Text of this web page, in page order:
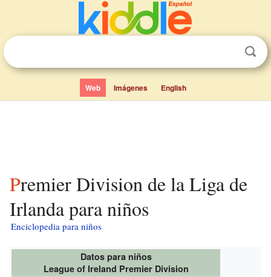
Web Imágenes English
Premier Division de la Liga de
Irlanda para niños
Enciclopedia para niños
Datos para niños
League of Ireland Premier Division